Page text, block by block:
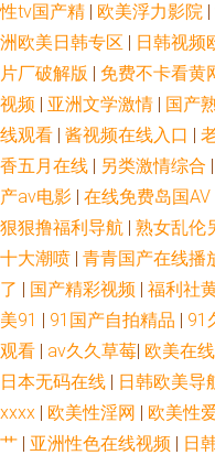
性tv国产精 | 欧美浮力影院 |
洲欧美日韩专区 | 日韩视频
片厂破解版 | 免费不卡看黄
视频 | 亚洲文学激情 | 国产
线观看 | 酱视频在线入口 |
香五月在线 | 另类激情综合 |
产aⅴ电影 | 在线免费岛国AV
狠狠撸福利导航 | 熟女乱伦
十大潮喷 | 青青国产在线播
了 | 国产精彩视频 | 福利社
美91 | 91国产自拍精品 | 91
观看 | av久久草莓| 欧美在
日本无码在线 | 日韩欧美导
xxxx | 欧美性淫网 | 欧美性
艹 | 亚洲性色在线视频 | 日